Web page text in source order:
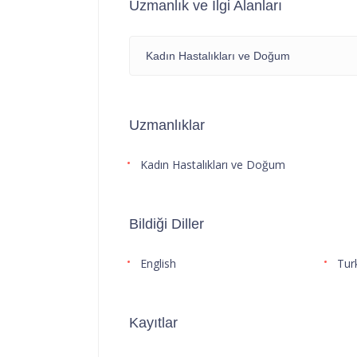
Uzmanlık ve İlgi Alanları
Kadın Hastalıkları ve Doğum
Uzmanlıklar
Kadın Hastalıkları ve Doğum
Bildiği Diller
English
Kayıtlar